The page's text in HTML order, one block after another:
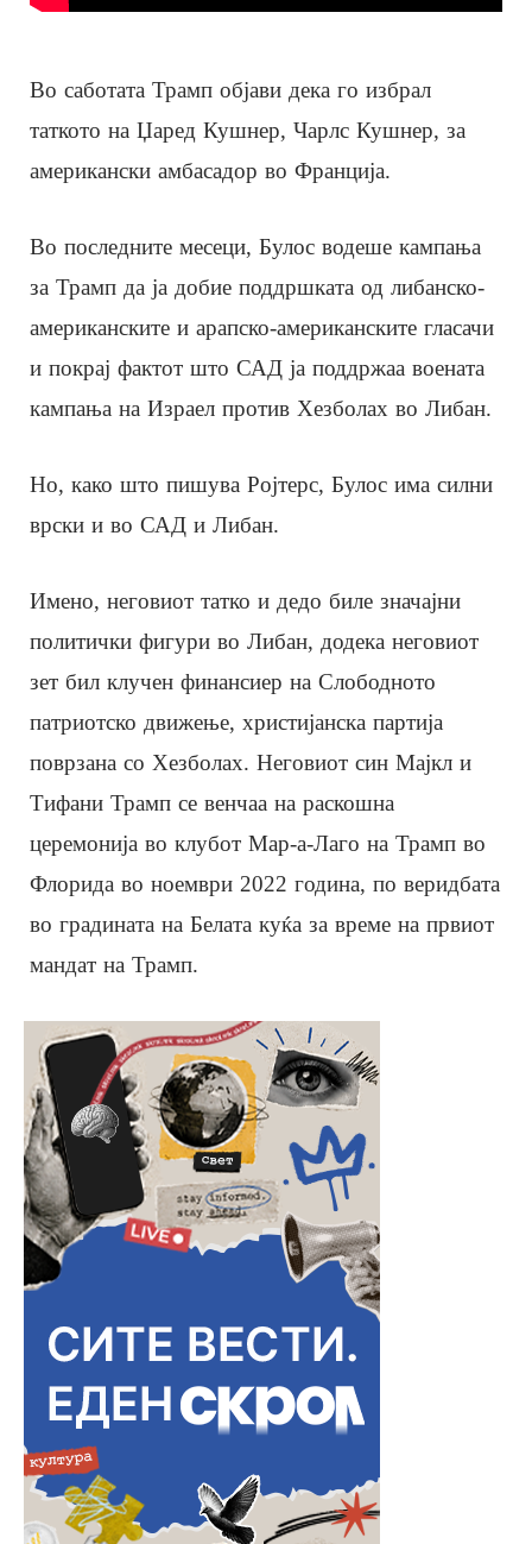
Во саботата Трамп објави дека го избрал
таткото на Џаред Кушнер, Чарлс Кушнер, за
американски амбасадор во Франција.
Во последните месеци, Булос водеше кампања
за Трамп да ја добие поддршката од либанско-
американските и арапско-американските гласачи
и покрај фактот што САД ја поддржаа воената
кампања на Израел против Хезболах во Либан.
Но, како што пишува Ројтерс, Булос има силни
врски и во САД и Либан.
Имено, неговиот татко и дедо биле значајни
политички фигури во Либан, додека неговиот
зет бил клучен финансиер на Слободното
патриотско движење, христијанска партија
поврзана со Хезболах. Неговиот син Мајкл и
Тифани Трамп се венчаа на раскошна
церемонија во клубот Мар-а-Лаго на Трамп во
Флорида во ноември 2022 година, по веридбата
во градината на Белата куќа за време на првиот
мандат на Трамп.